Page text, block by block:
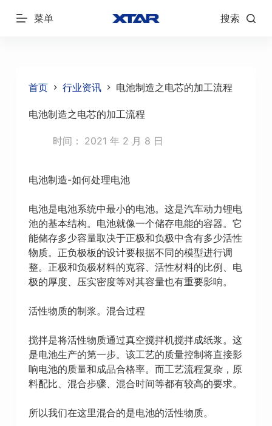
跳
菜单 搜索
首页 行业资讯 电池制造之电芯的加工流程
电池制造之电芯的加工流程
时间： 2021 年 2 月 8 日
电池制造-如何处理电池
电池是电池系统中最小的电池。这是汽车动力锂电
池的基本结构。电池就像一个储存电能的容器。它
能储存多少容量取决于正极和负极中含有多少活性
物质。正负极板的设计要根据不同的模型进行调
整。正极和负极材料的克容、活性材料的比例、电
极的厚度、压实密度等对其容量也有重要影响。
活性物质的制浆。混合过程
搅拌是将活性物质通过真空搅拌机搅拌成纸浆。这
是电池生产的第一步。该工艺的质量控制将直接影
响电池的质量和成品合格率。而工艺流程复杂，原
料配比、混合步骤、混合时间等都有较高的要求。
所以我们在这里混合的是电池的活性物质。